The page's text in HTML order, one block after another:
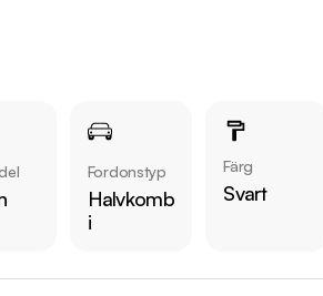
Fordonstyp
Halvkomb
i
Färg
Svart